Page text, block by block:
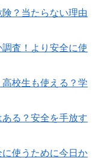
？当たらない理由
査！より安全に使
校生も使える？学
る？安全を手放す
使うために今日か